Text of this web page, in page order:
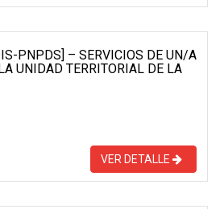
PNPDS] – SERVICIOS DE UN/A
UNIDAD TERRITORIAL DE LA
VER DETALLE